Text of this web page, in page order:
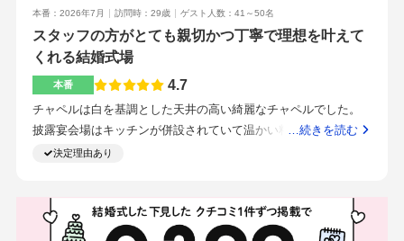
ーとラーメンビュッフェとても美味しかったと来た人みんな言
ってました。駅からすぐなので迷う心配がないみんな優しくて
気の利く人達ばかりだったスタッフがみんな優しい。来てくれ
た人を楽しませる演出が盛り沢山で来てる人を飽きさせないと
思った。準備は早めから少しずつやらないと前日までバタバタ
することになります。口コミをみて決めました見学会で感動し
たから
本番：2026年7月 訪問時：29歳 ゲスト人数：41～50名
スタッフの方がとても親切かつ丁寧で理想を叶えて
くれる結婚式場
本番 4.7
チャペルは白を基調とした天井の高い綺麗なチャペルでした。
披露宴会場はキッチンが併設されていて温かい料理が出て来ま
す。会場はゴージャスがあり、アットホーム感も掛け合わせた
な部分を残しながら、コースの値段を下げられないか相談しな
がら決めました。メニュー表やバブル演出など特典が受けられ
…続きを読む
決定理由あり